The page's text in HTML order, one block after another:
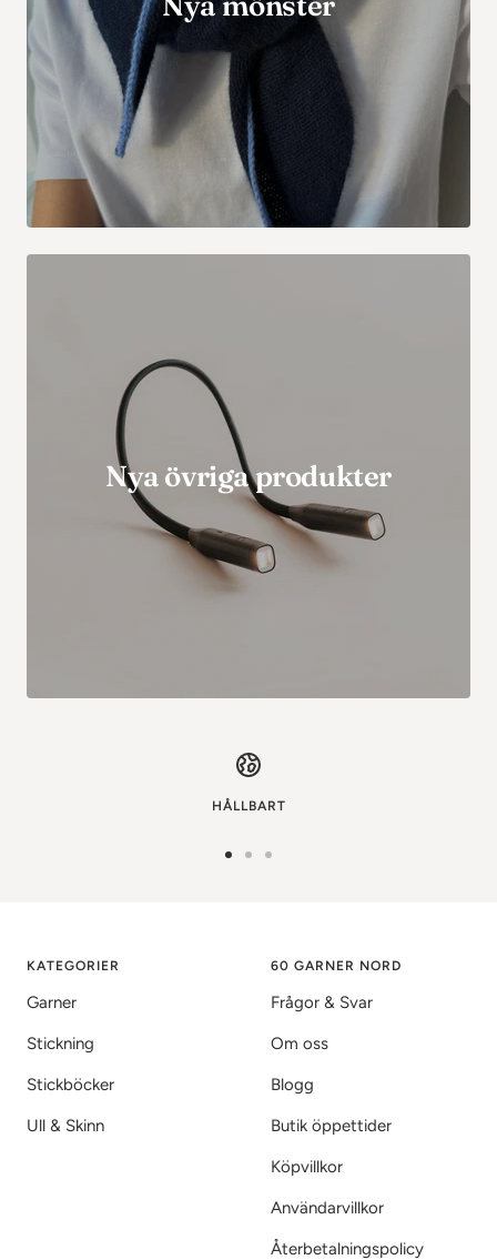
Nya övriga produkter
HÅLLBART
KATEGORIER
Garner
Stickning
Stickböcker
Ull & Skinn
60 GARNER NORD
Frågor & Svar
Om oss
Blogg
Butik öppettider
Köpvillkor
Användarvillkor
Återbetalningspolicy